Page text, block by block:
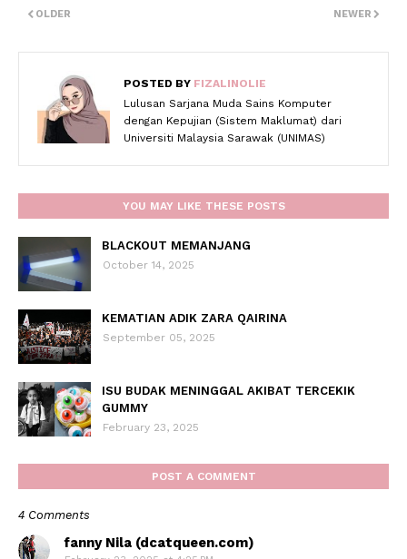
NEWER
OLDER
POSTED BY FIZALINOLIE
Lulusan Sarjana Muda Sains Komputer
dengan Kepujian (Sistem Maklumat) dari
Universiti Malaysia Sarawak (UNIMAS)
YOU MAY LIKE THESE POSTS
BLACKOUT MEMANJANG
October 14, 2025
KEMATIAN ADIK ZARA QAIRINA
September 05, 2025
ISU BUDAK MENINGGAL AKIBAT TERCEKIK
GUMMY
February 23, 2025
POST A COMMENT
4 Comments
fanny Nila (dcatqueen.com)